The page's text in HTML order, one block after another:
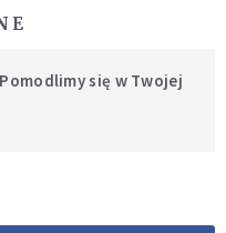
się w Twojej